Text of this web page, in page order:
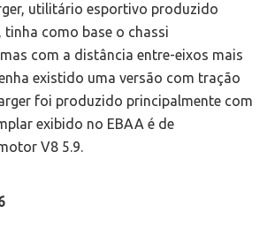
utilitário esportivo produzido
tinha como base o chassi
mas com a distância entre-eixos mais
existido uma versão com tração
foi produzido principalmente com
exibido no EBAA é de
V8 5.9.